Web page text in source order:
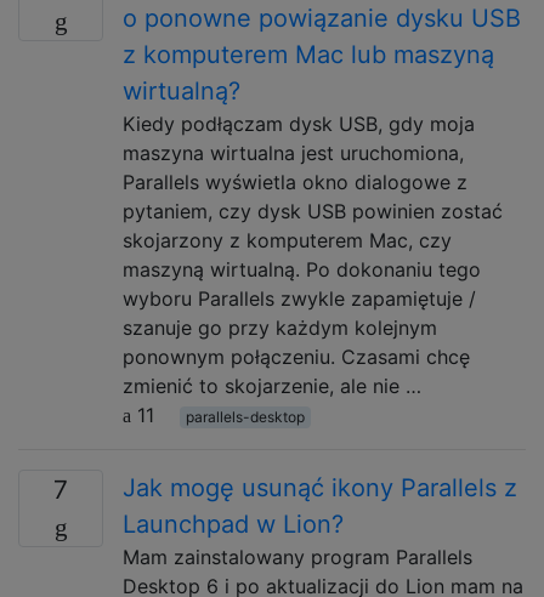
o ponowne powiązanie dysku USB
z komputerem Mac lub maszyną
wirtualną?
Kiedy podłączam dysk USB, gdy moja
maszyna wirtualna jest uruchomiona,
Parallels wyświetla okno dialogowe z
pytaniem, czy dysk USB powinien zostać
skojarzony z komputerem Mac, czy
maszyną wirtualną. Po dokonaniu tego
wyboru Parallels zwykle zapamiętuje /
szanuje go przy każdym kolejnym
ponownym połączeniu. Czasami chcę
zmienić to skojarzenie, ale nie …
11
parallels-desktop
7
Jak mogę usunąć ikony Parallels z
Launchpad w Lion?
Mam zainstalowany program Parallels
Desktop 6 i po aktualizacji do Lion mam na